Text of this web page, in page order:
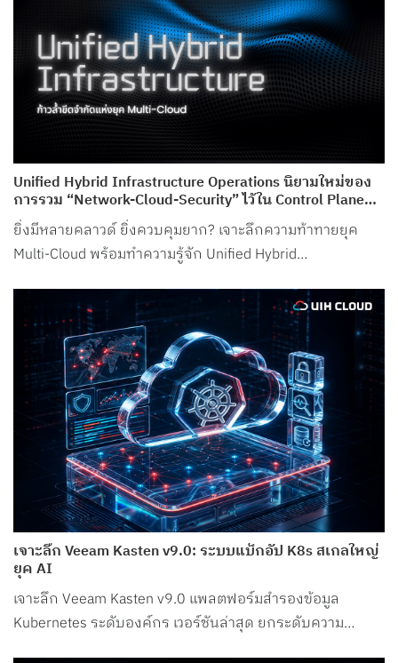
Unified Hybrid Infrastructure Operations นิยามใหม่ของ
การรวม “Network-Cloud-Security” ไว้ใน Control Plane
เดียว จาก UIH Cloud
ยิ่งมีหลายคลาวด์ ยิ่งควบคุมยาก? เจาะลึกความท้าทายยุค
Multi-Cloud พร้อมทำความรู้จัก Unified Hybrid
เจาะลึก Veeam Kasten v9.0: ระบบแบ็กอัป K8s สเกลใหญ่
ยุค AI
เจาะลึก Veeam Kasten v9.0 แพลตฟอร์มสำรองข้อมูล
Kubernetes ระดับองค์กร เวอร์ชันล่าสุด ยกระดับความ